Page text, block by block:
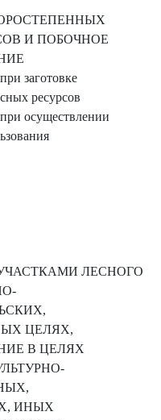
И ПОБОЧНОЕ
заготовке
ресурсов
осуществлении
ЛЕСНОГО
ЦЕЛЯХ,
В ЦЕЛЯХ
ИНЫХ